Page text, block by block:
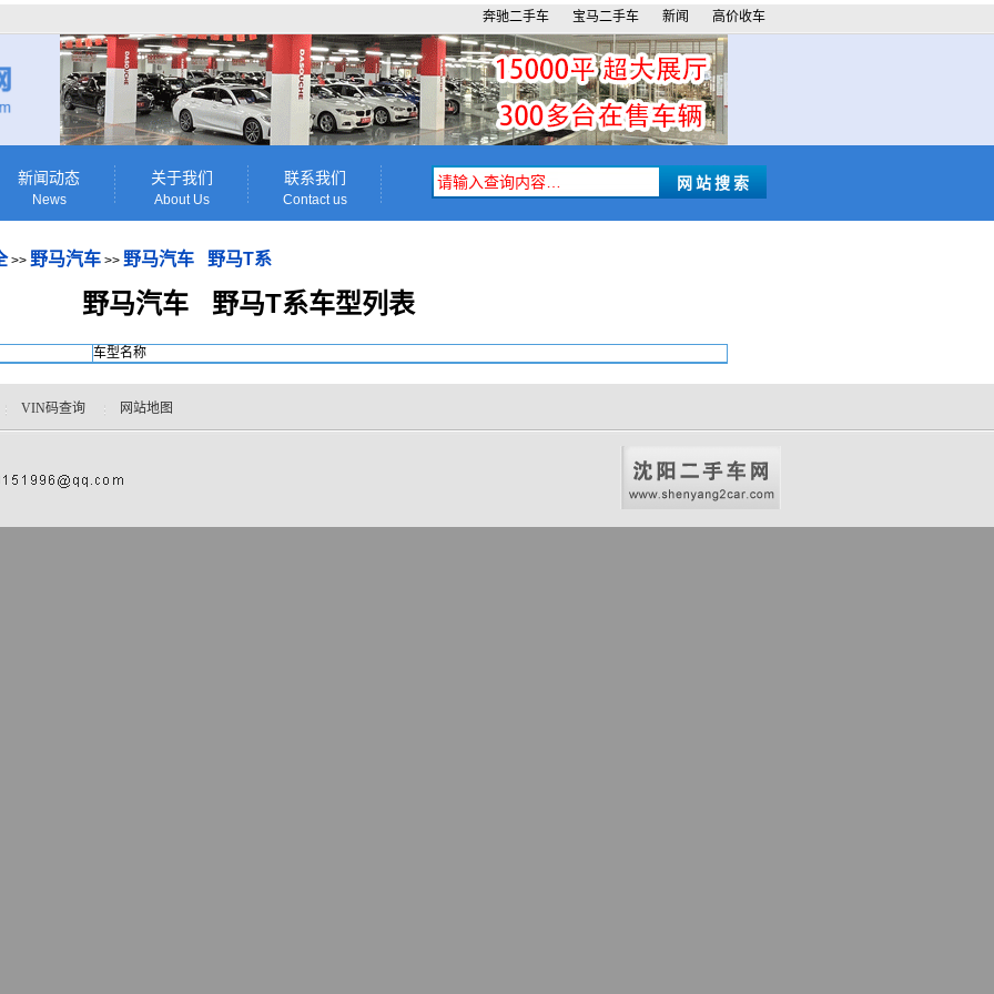
高价收车
新闻
宝马二手车
奔驰二手车
新闻动态
News
关于我们
About Us
联系我们
Contact us
>>野马汽车 >>野马汽车 野马T系
野马汽车 野马T系车型列表
车型名称
VIN码查询 网站地图